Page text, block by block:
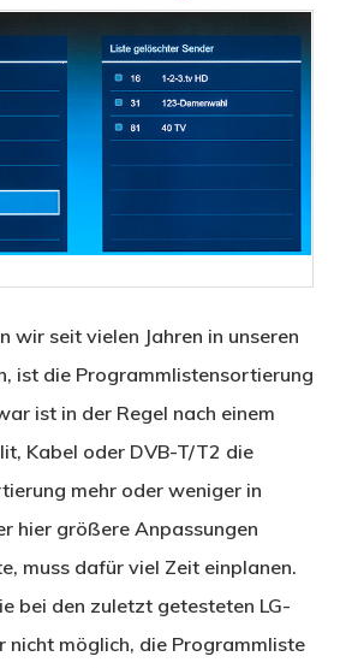
wir seit vielen Jahren in unseren
ist die Programmlistensortierung
ist in der Regel nach einem
Kabel oder DVB-T/T2 die
mehr oder weniger in
hier größere Anpassungen
muss dafür viel Zeit einplanen.
bei den zuletzt getesteten LG-
nicht möglich, die Programmliste